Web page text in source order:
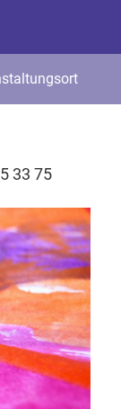
33 75